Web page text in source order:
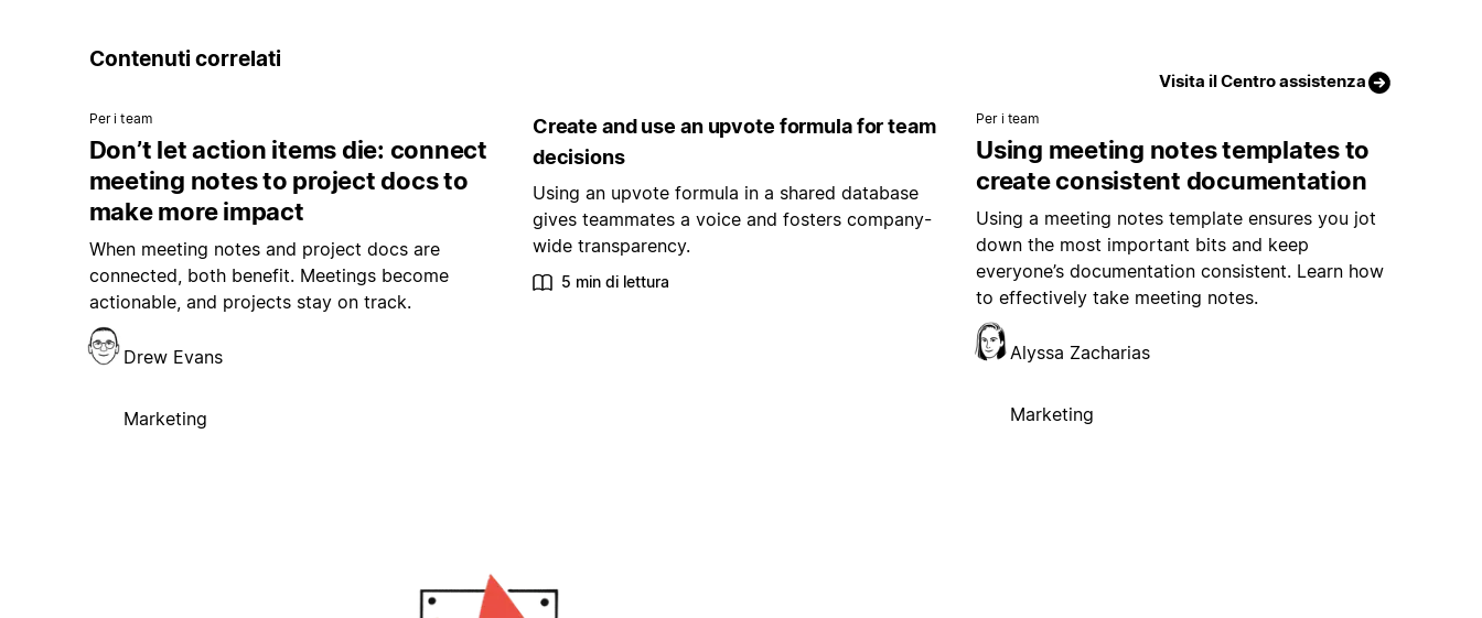
Contenuti correlati
Visita il Centro assistenza
Per i team
Don’t let action items die: connect
meeting notes to project docs to
make more impact
When meeting notes and project docs are
connected, both benefit. Meetings become
actionable, and projects stay on track.
Drew Evans
Marketing
Create and use an upvote formula for team
decisions
Using an upvote formula in a shared database
gives teammates a voice and fosters company-
wide transparency.
5 min di lettura
Per i team
Using meeting notes templates to
create consistent documentation
Using a meeting notes template ensures you jot
down the most important bits and keep
everyone’s documentation consistent. Learn how
to effectively take meeting notes.
Alyssa Zacharias
Marketing